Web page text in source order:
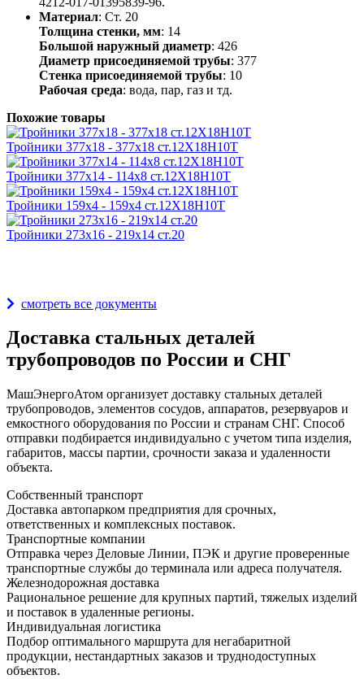
Материал: Ст. 20
Толщина стенки, мм: 14
Большой наружный диаметр: 426
Диаметр присоединяемой трубы: 377
Стенка присоединяемой трубы: 10
Рабочая среда: вода, пар, газ и тд.
Похожие товары
Тройники 377х18 - 377х18 ст.12Х18Н10Т
Тройники 377х14 - 114х8 ст.12Х18Н10Т
Тройники 159х4 - 159х4 ст.12Х18Н10Т
Тройники 273х16 - 219х14 ст.20
смотреть все документы
Доставка стальных деталей
трубопроводов по России и СНГ
МашЭнергоАтом организует доставку стальных деталей
трубопроводов, элементов сосудов, аппаратов, резервуаров и
емкостного оборудования по России и странам СНГ. Способ
отправки подбирается индивидуально с учетом типа изделия,
габаритов, массы партии, срочности заказа и удаленности
объекта.
Собственный транспорт
Доставка автопарком предприятия для срочных,
ответственных и комплексных поставок.
Транспортные компании
Отправка через Деловые Линии, ПЭК и другие проверенные
транспортные службы до терминала или адреса получателя.
Железнодорожная доставка
Рациональное решение для крупных партий, тяжелых изделий
и поставок в удаленные регионы.
Индивидуальная логистика
Подбор оптимального маршрута для негабаритной
продукции, нестандартных заказов и труднодоступных
объектов.